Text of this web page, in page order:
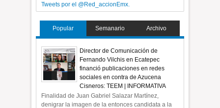
Tweets por el @Red_accionEmx.
Popular Semanario Archivo
Director de Comunicación de
Fernando Vilchis en Ecatepec
financió publicaciones en redes
sociales en contra de Azucena
Cisneros: TEEM | INFORMATIVA
Finalidad de Juan Gabriel Salazar Martínez,
denigrar la imagen de la entonces candidata a la